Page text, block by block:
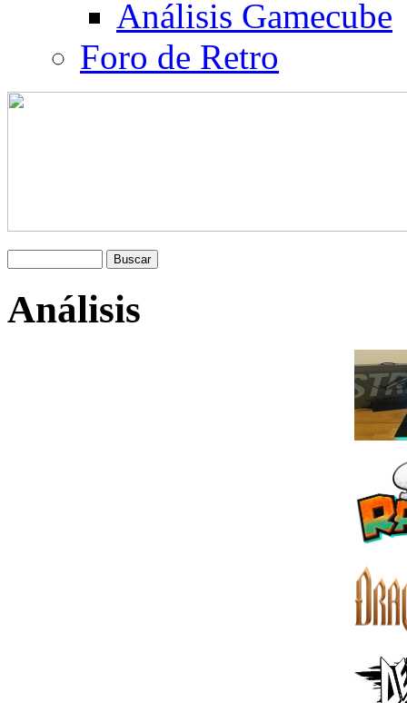
Análisis Gamecube
Foro de Retro
Análisis